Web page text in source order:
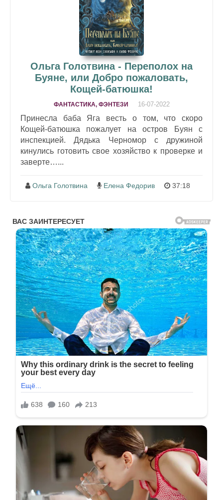
Ольга Голотвина - Переполох на
Буяне, или Добро пожаловать,
Кощей-батюшка!
ФАНТАСТИКА, ФЭНТЕЗИ 16-07-2022
Принесла баба Яга весть о том, что скоро
Кощей-батюшка пожалует на остров Буян с
инспекцией. Дядька Черномор с дружиной
кинулись готовить свое хозяйство к проверке и
заверте…...
Ольга Голотвина Елена Федорив 37:18